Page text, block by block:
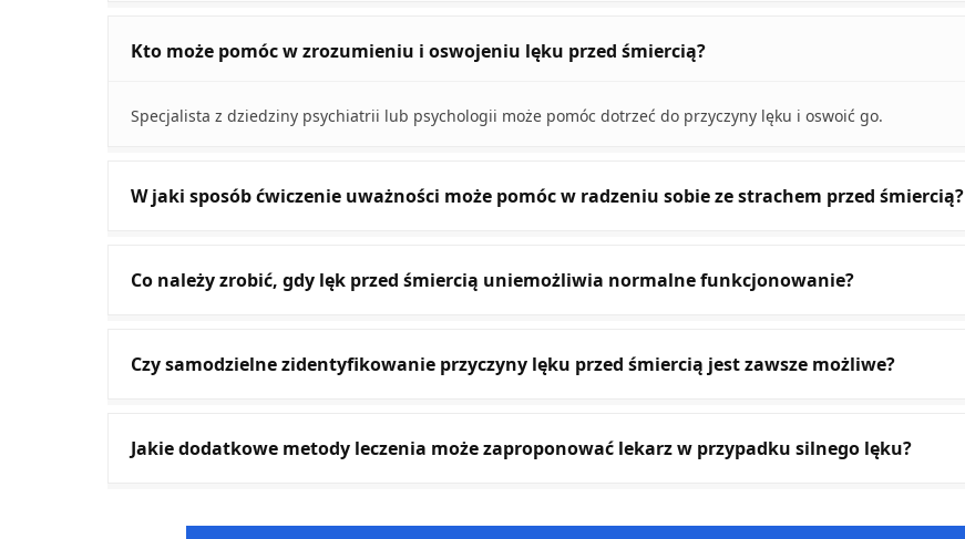
Kto może pomóc w zrozumieniu i oswojeniu lęku przed śmiercią?
Specjalista z dziedziny psychiatrii lub psychologii może pomóc dotrzeć do przyczyny lęku i oswoić go.
W jaki sposób ćwiczenie uważności może pomóc w radzeniu sobie ze strachem przed śmiercią?
Co należy zrobić, gdy lęk przed śmiercią uniemożliwia normalne funkcjonowanie?
Czy samodzielne zidentyfikowanie przyczyny lęku przed śmiercią jest zawsze możliwe?
Jakie dodatkowe metody leczenia może zaproponować lekarz w przypadku silnego lęku?